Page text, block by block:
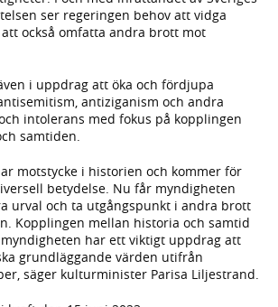
ser regeringen behov att vidga
också omfatta andra brott mot
i uppdrag att öka och fördjupa
antiziganism och andra
intolerans med fokus på kopplingen
samtiden.
motstycke i historien och kommer för
betydelse. Nu får myndigheten
urval och ta utgångspunkt i andra brott
Kopplingen mellan historia och samtid
har ett viktigt uppdrag att
grundläggande värden utifrån
säger kulturminister Parisa Liljestrand.